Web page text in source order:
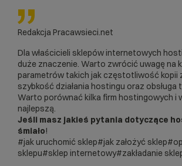
Redakcja Pracawsieci.net
Dla właścicieli sklepów internetowych
duże znaczenie. Warto zwrócić uwagę na
parametrów takich jak częstotliwość kopii
szybkość działania hostingu oraz obsługa
Warto porównać kilka firm hostingowych i
najlepszą.
Jeśli masz jakieś pytania dotyczące
śmiało!
#jak uruchomić sklep#jak założyć sklep
sklepu#sklep internetowy#zakładanie